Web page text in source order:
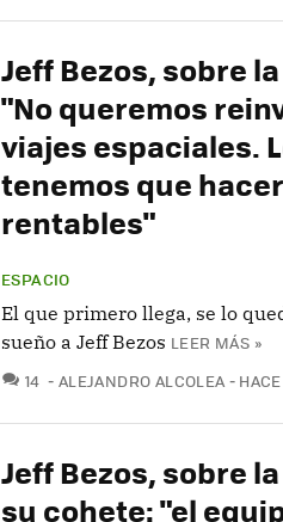
Jeff Bezos, sobre
"No queremos
viajes espaciales.
tenemos que
rentables"
ESPACIO
El que primero llega, se lo
sueño a Jeff Bezos LEER MÁS »
14 COMENTARIOS
ALEJANDRO ALCOLEA
Jeff Bezos, sobre
su cohete: "el